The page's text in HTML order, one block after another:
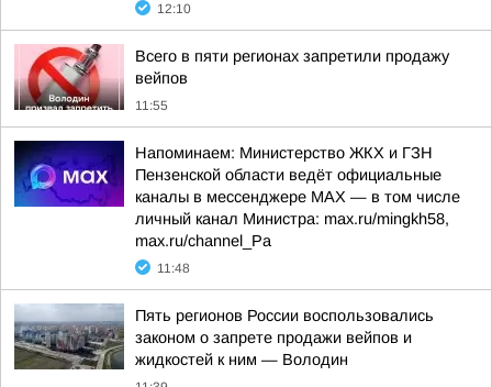
12:10
Всего в пяти регионах запретили продажу
вейпов
11:55
Напоминаем: Министерство ЖКХ и ГЗН
Пензенской области ведёт официальные
каналы в мессенджере МАХ — в том числе
личный канал Министра: max.ru/mingkh58,
max.ru/channel_Pa
11:48
Пять регионов России воспользовались
законом о запрете продажи вейпов и
жидкостей к ним — Володин